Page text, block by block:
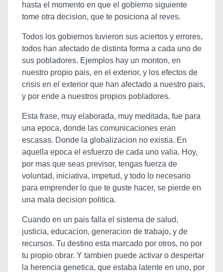
hasta el momento en que el gobierno siguiente
tome otra decision, que te posiciona al reves.
Todos los gobiernos tuvieron sus aciertos y errores,
todos han afectado de distinta forma a cada uno de
sus pobladores. Ejemplos hay un monton, en
nuestro propio pais, en el exterior, y los efectos de
crisis en el exterior que han afectado a nuestro pais,
y por ende a nuestros propios pobladores.
Esta frase, muy elaborada, muy meditada, fue para
una epoca, donde las comunicaciones eran
escasas. Donde la globalizacion no existia. En
aquella epoca el esfuerzo de cada uno valia. Hoy,
por mas que seas previsor, tengas fuerza de
voluntad, iniciativa, impetud, y todo lo necesario
para emprender lo que te guste hacer, se pierde en
una mala decision politica.
Cuando en un pais falla el sistema de salud,
justicia, educacion, generacion de trabajo, y de
recursos. Tu destino esta marcado por otros, no por
tu propio obrar. Y tambien puede activar o despertar
la herencia genetica, que estaba latente en uno, por